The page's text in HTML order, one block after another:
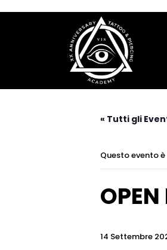
« Tutti gli
Questo evento
14 Settembre